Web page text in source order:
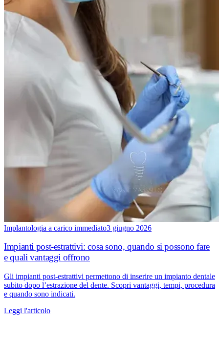
Implantologia a carico immediato3 giugno 2026
Impianti post-estrattivi: cosa sono, quando si possono fare
e quali vantaggi offrono
Gli impianti post-estrattivi permettono di inserire un impianto dentale
subito dopo l’estrazione del dente. Scopri vantaggi, tempi, procedura
e quando sono indicati.
Leggi l'articolo